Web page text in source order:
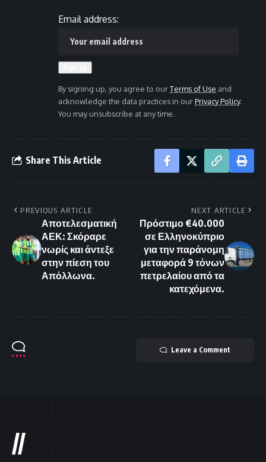
Email address:
By signing up, you agree to ourTerms of Use and
acknowledge the data practices in ourPrivacy Policy.
You may unsubscribe at any time.
Share This Article
PREVIOUS ARTICLE
Αποτελεσματική
ΑΕΚ: Σκόραρε
νωρίς και άντεξε
στην πίεση του
Απόλλωνα.
NEXT ARTICLE
Πρόστιμο €40.000
σε Ελληνοκύπριο
για την παράνομη
μεταφορά 9 τόνων
πετρελαίου από τα
κατεχόμενα.
Leave a Comment
//